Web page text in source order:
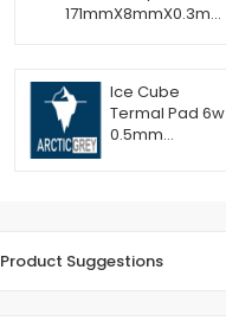
171mmX8mmX0.3mm
Ice Cube
Termal Pad 6w
0.5mm
Product Suggestions